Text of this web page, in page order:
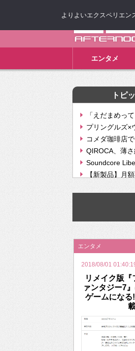
エンタメ
トピ
「えだまめっ
プリングルズ×
コメダ珈琲店
QIROCA、薄
Soundcore
【新製品】月
【次世代の没
挫折率8割の
2026年のバレ
エンタメ
2018/08/01
リメイク版『
ァンタジー7
ゲームにな
よりよいエクスペリエ